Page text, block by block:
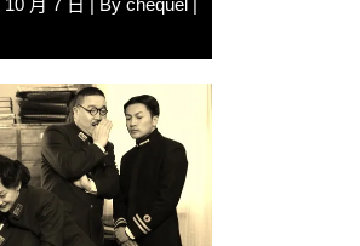
月 7 日 | By chequel |